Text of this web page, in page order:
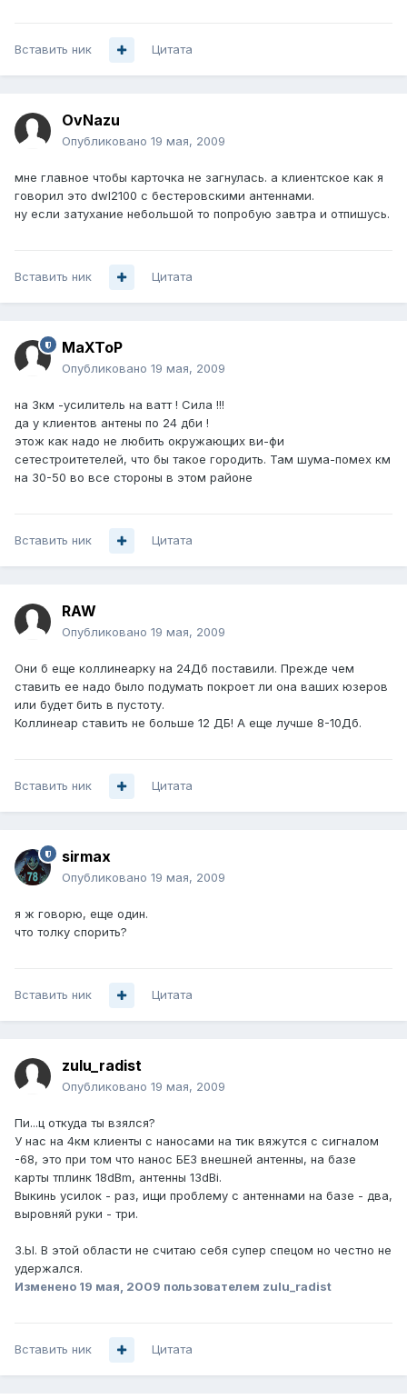
Вставить ник Цитата
OvNazu
Опубликовано 19 мая, 2009
мне главное чтобы карточка не загнулась. а клиентское как я
говорил это dwl2100 с бестеровскими антеннами.
ну если затухание небольшой то попробую завтра и отпишусь.
Вставить ник Цитата
MaXToP
Опубликовано 19 мая, 2009
на 3км -усилитель на ватт ! Сила !!!
да у клиентов антены по 24 дби !
этож как надо не любить окружающих ви-фи
сетестроитетелей, что бы такое городить. Там шума-помех км
на 30-50 во все стороны в этом районе
Вставить ник Цитата
RAW
Опубликовано 19 мая, 2009
Они б еще коллинеарку на 24Дб поставили. Прежде чем
ставить ее надо было подумать покроет ли она ваших юзеров
или будет бить в пустоту.
Коллинеар ставить не больше 12 ДБ! А еще лучше 8-10Дб.
Вставить ник Цитата
sirmax
Опубликовано 19 мая, 2009
я ж говорю, еще один.
что толку спорить?
Вставить ник Цитата
zulu_radist
Опубликовано 19 мая, 2009
Пи...ц откуда ты взялся?
У нас на 4км клиенты с наносами на тик вяжутся с сигналом
-68, это при том что нанос БЕЗ внешней антенны, на базе
карты тплинк 18dBm, антенны 13dBi.
Выкинь усилок - раз, ищи проблему с антеннами на базе - два,
выровняй руки - три.
З.Ы. В этой области не считаю себя супер спецом но честно не
удержался.
Изменено 19 мая, 2009 пользователем zulu_radist
Вставить ник Цитата